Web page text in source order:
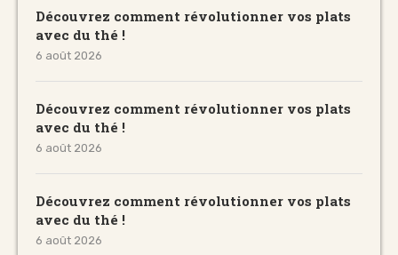
Découvrez comment révolutionner vos plats
avec du thé !
6 août 2026
Découvrez comment révolutionner vos plats
avec du thé !
6 août 2026
Découvrez comment révolutionner vos plats
avec du thé !
6 août 2026